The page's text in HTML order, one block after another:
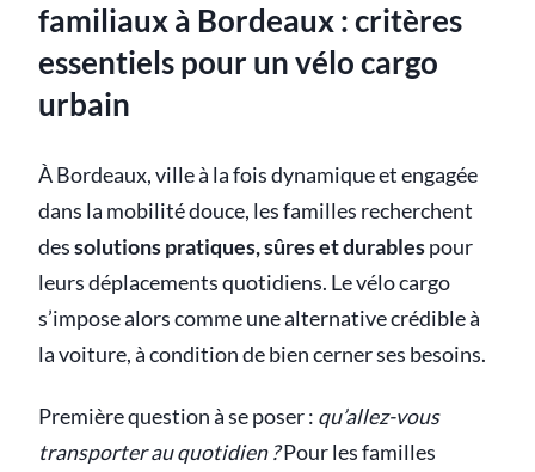
familiaux à Bordeaux : critères
essentiels pour un vélo cargo
urbain
À Bordeaux, ville à la fois dynamique et engagée
dans la mobilité douce, les familles recherchent
dessolutions pratiques, sûres et durablespour
leurs déplacements quotidiens. Le vélo cargo
s’impose alors comme une alternative crédible à
la voiture, à condition de bien cerner ses besoins.
Première question à se poser : qu’allez-vous
transporter au quotidien ?Pour les familles